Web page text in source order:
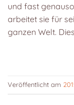
und fast
arbeitet sie für
ganzen Welt.
Veröffentlicht am